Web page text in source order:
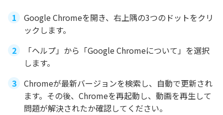
Google Chromeを開き、右上隅の3つのドットをクリ
ックします。
「ヘルプ」から「Google Chromeについて」を選択
します。
Chromeが最新バージョンを検索し、自動で更新され
ます。その後、Chromeを再起動し、動画を再生して
問題が解決されたか確認してください。